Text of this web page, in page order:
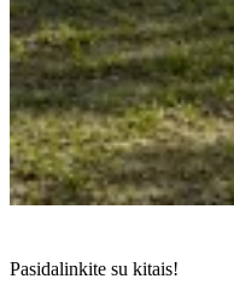
Pasidalinkite su kitais!